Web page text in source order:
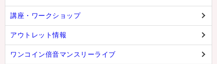
講座・ワークショップ
アウトレット情報
ワンコイン倍音マンスリーライブ